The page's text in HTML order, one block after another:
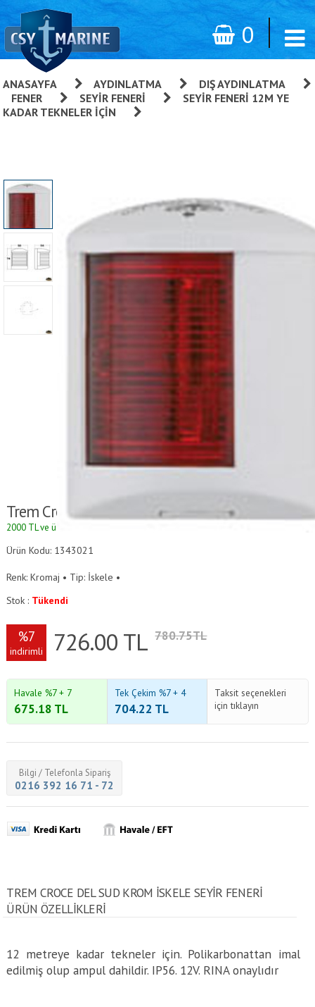
0
ANASAYFA »AYDINLATMA
DIŞ AYDINLATMA
FENER SEYIR FENERI
SEYIR FENERI 12M YE
KADAR TEKNELER İÇIN
Trem Croce Del Sud Krom İskele Seyir Feneri
2000 TL ve üzeri alışverişlerde kargo ücretsizdir.
Ürün Kodu: 1343021
Renk: Kromaj • Tip: İskele •
Stok : Tükendi
%7
indirimli 726.00 TL 780.75TL
Havale %7 + 7
675.18 TL
Tek Çekim %7 + 4
704.22 TL
Taksit seçenekleri
için tıklayın
Bilgi / Telefonla Sipariş
0216 392 16 71 - 72
TREM CROCE DEL SUD KROM İSKELE SEYIR FENERI
ÜRÜN ÖZELLİKLERİ
12 metreye kadar tekneler için. Polikarbonattan imal
edilmiş olup ampul dahildir. IP56. 12V. RINA onaylıdır